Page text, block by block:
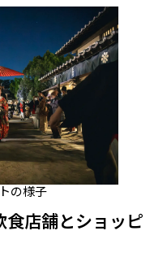
の様子
食店舗とショッピ